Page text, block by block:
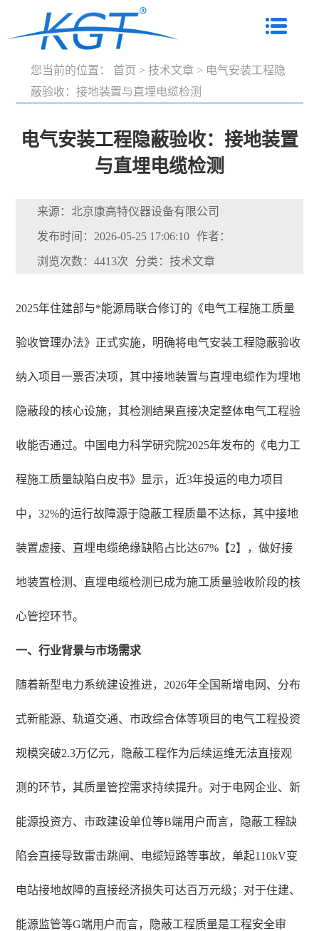
您当前的位置： 首页 > 技术文章 > 电气安装工程隐
蔽验收：接地装置与直埋电缆检测
电气安装工程隐蔽验收：接地装置
与直埋电缆检测
来源：北京康高特仪器设备有限公司
发布时间：2026-05-25 17:06:10 作者：
浏览次数：4413次 分类：技术文章
2025年住建部与*能源局联合修订的《电气工程施工质量
验收管理办法》正式实施，明确将电气安装工程隐蔽验收
纳入项目一票否决项，其中接地装置与直埋电缆作为埋地
隐蔽段的核心设施，其检测结果直接决定整体电气工程验
收能否通过。中国电力科学研究院2025年发布的《电力工
程施工质量缺陷白皮书》显示，近3年投运的电力项目
中，32%的运行故障源于隐蔽工程质量不达标，其中接地
装置虚接、直埋电缆绝缘缺陷占比达67%【2】，做好接
地装置检测、直埋电缆检测已成为施工质量验收阶段的核
心管控环节。
一、行业背景与市场需求
随着新型电力系统建设推进，2026年全国新增电网、分布
式新能源、轨道交通、市政综合体等项目的电气工程投资
规模突破2.3万亿元，隐蔽工程作为后续运维无法直接观
测的环节，其质量管控需求持续提升。对于电网企业、新
能源投资方、市政建设单位等B端用户而言，隐蔽工程缺
陷会直接导致雷击跳闸、电缆短路等事故，单起110kV变
电站接地故障的直接经济损失可达百万元级；对于住建、
能源监管等G端用户而言，隐蔽工程质量是工程安全审